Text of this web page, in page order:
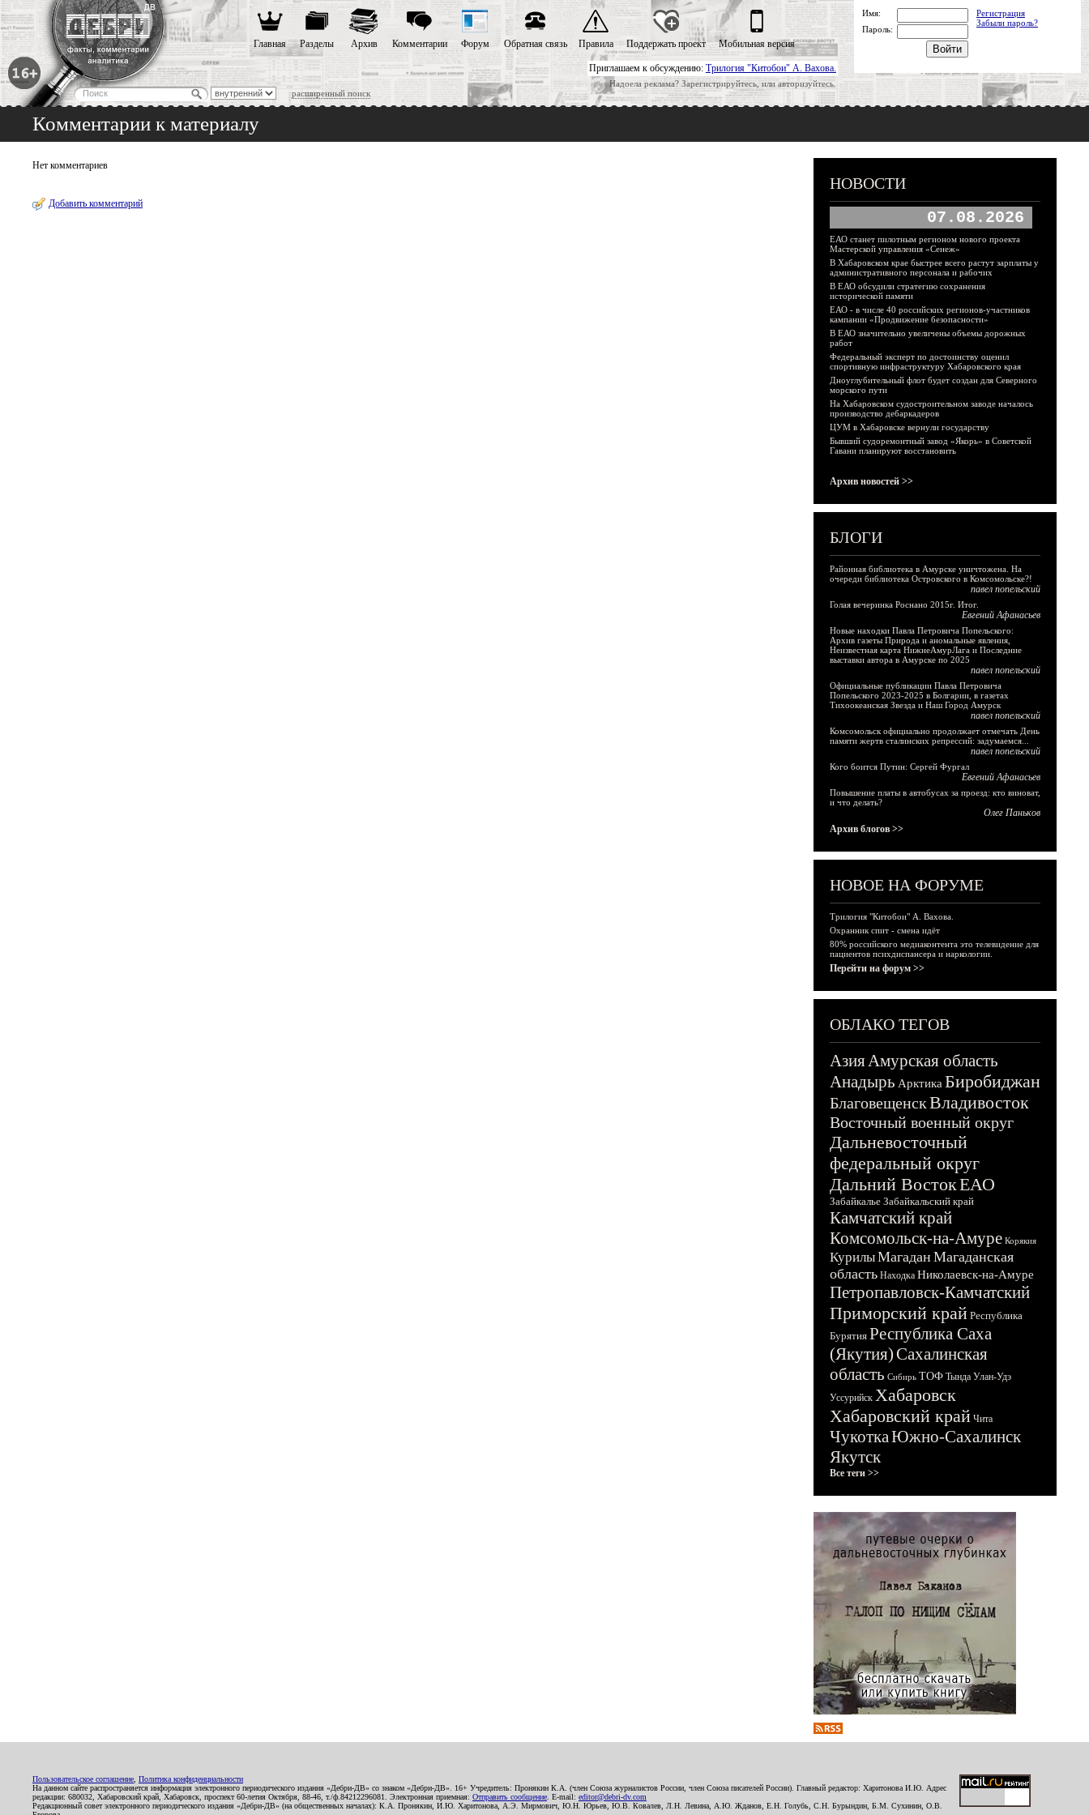
Приглашаем к обсуждению: Трилогия "Китобои" А. Вахова.
Надоела реклама? Зарегистрируйтесь, или авторизуйтесь.
расширенный поиск
Главная Разделы Архив Комментарии Форум Обратная связь Правила Поддержать проект Мобильная версия
Имя:
Регистрация
Забыли пароль?
Пароль:
Комментарии к материалу
Нет комментариев
Добавить комментарий
НОВОСТИ
07.08.2026
ЕАО станет пилотным регионом нового проекта
Мастерской управления «Сенеж»
В Хабаровском крае быстрее всего растут зарплаты у
административного персонала и рабочих
В ЕАО обсудили стратегию сохранения
исторической памяти
ЕАО - в числе 40 российских регионов-участников
кампании «Продвижение безопасности»
В ЕАО значительно увеличены объемы дорожных
работ
Федеральный эксперт по достоинству оценил
спортивную инфраструктуру Хабаровского края
Дноуглубительный флот будет создан для Северного
морского пути
На Хабаровском судостроительном заводе началось
производство дебаркадеров
ЦУМ в Хабаровске вернули государству
Бывший судоремонтный завод «Якорь» в Советской
Гавани планируют восстановить
Архив новостей >>
БЛОГИ
Районная библиотека в Амурске уничтожена. На
очереди библиотека Островского в Комсомольске?!
павел попельский
Голая вечеринка Роснано 2015г. Итог.
Евгений Афанасьев
Новые находки Павла Петровича Попельского:
Архив газеты Природа и аномальные явления,
Неизвестная карта НижнеАмурЛага и Последние
выставки автора в Амурске по 2025
павел попельский
Официальные публикации Павла Петровича
Попельского 2023-2025 в Болгарии, в газетах
Тихоокеанская Звезда и Наш Город Амурск
павел попельский
Комсомольск официально продолжает отмечать День
памяти жертв сталинских репрессий: задумаемся...
павел попельский
Кого боится Путин: Сергей Фургал
Евгений Афанасьев
Повышение платы в автобусах за проезд: кто виноват,
и что делать?
Олег Паньков
Архив блогов >>
НОВОЕ НА ФОРУМЕ
Трилогия "Китобои" А. Вахова.
Охранник спит - смена идёт
80% российского медиаконтента это телевидение для
пациентов психдиспансера и наркологии.
Перейти на форум >>
ОБЛАКО ТЕГОВ
АзияАмурская область
Анадырь Арктика Биробиджан
БлаговещенскВладивосток
Восточный военный округ
Дальневосточный
федеральный округ
Дальний ВостокЕАО
Забайкалье Забайкальский край
Камчатский край
Комсомольск-на-Амуре Корякия
КурилыМагадан Магаданская
область Находка Николаевск-на-Амуре
Петропавловск-Камчатский
Приморский край Республика
Бурятия Республика Саха
(Якутия)Сахалинская
область Сибирь ТОФ Тында Улан-Удэ
Уссурийск Хабаровск
Хабаровский край Чита
ЧукоткаЮжно-Сахалинск
Якутск
Все теги >>
Пользовательское соглашение Политика конфиденциальности
На данном сайте распространяется информация электронного периодического издания «Дебри-ДВ» со знаком «Дебри-ДВ». 16+ Учредитель: Пронякин К.А. (член Союза журналистов России, член Союза писателей России). Главный редактор: Харитонова И.Ю. Адрес
редакции: 680032, Хабаровский край, Хабаровск, проспект 60-летия Октября, 88-46, т./ф.84212296081. Электронная приемная: Отправить сообщение . E-mail: editor@debri-dv.com
Редакционный совет электронного периодического издания «Дебри-ДВ» (на общественных началах): К.А. Пронякин, И.Ю. Харитонова, А.Э. Мирмович, Ю.Н. Юрьев, Ю.В. Ковалев, Л.Н. Левина, А.Ю. Жданов, Е.Н. Голубь, С.Н. Бурындин, Б.М. Сухинин, О.В.